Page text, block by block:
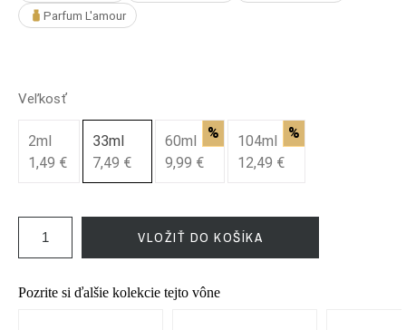
Parfum L'amour
Veľkosť
2ml
1,49 €
33ml
7,49 €
60ml %
9,99 €
104ml %
12,49 €
VLOŽIŤ DO KOŠÍKA
Pozrite si ďalšie kolekcie tejto vône